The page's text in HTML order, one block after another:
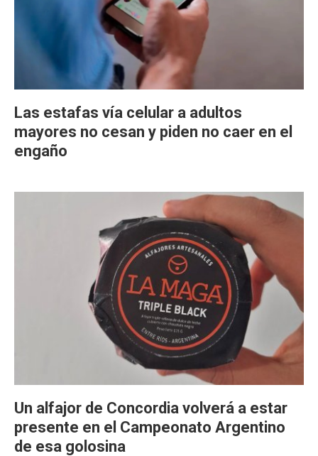
Las estafas vía celular a adultos
mayores no cesan y piden no caer en el
engaño
Un alfajor de Concordia volverá a estar
presente en el Campeonato Argentino
de esa golosina